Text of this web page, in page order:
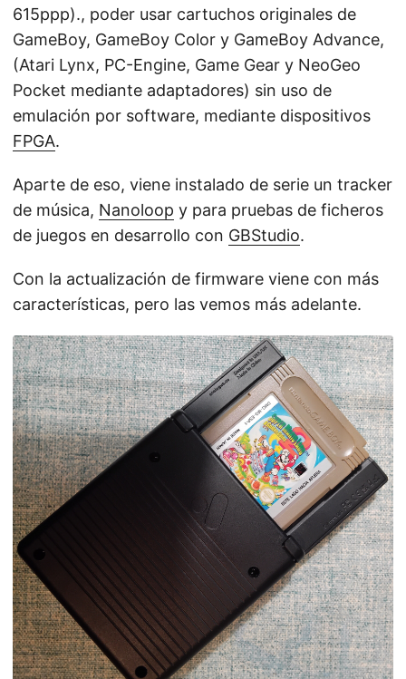
615ppp)., poder usar cartuchos originales de
GameBoy, GameBoy Color y GameBoy Advance,
(Atari Lynx, PC-Engine, Game Gear y NeoGeo
Pocket mediante adaptadores) sin uso de
emulación por software, mediante dispositivos
FPGA.
Aparte de eso, viene instalado de serie un tracker
de música, Nanoloop y para pruebas de ficheros
de juegos en desarrollo con GBStudio.
Con la actualización de firmware viene con más
características, pero las vemos más adelante.